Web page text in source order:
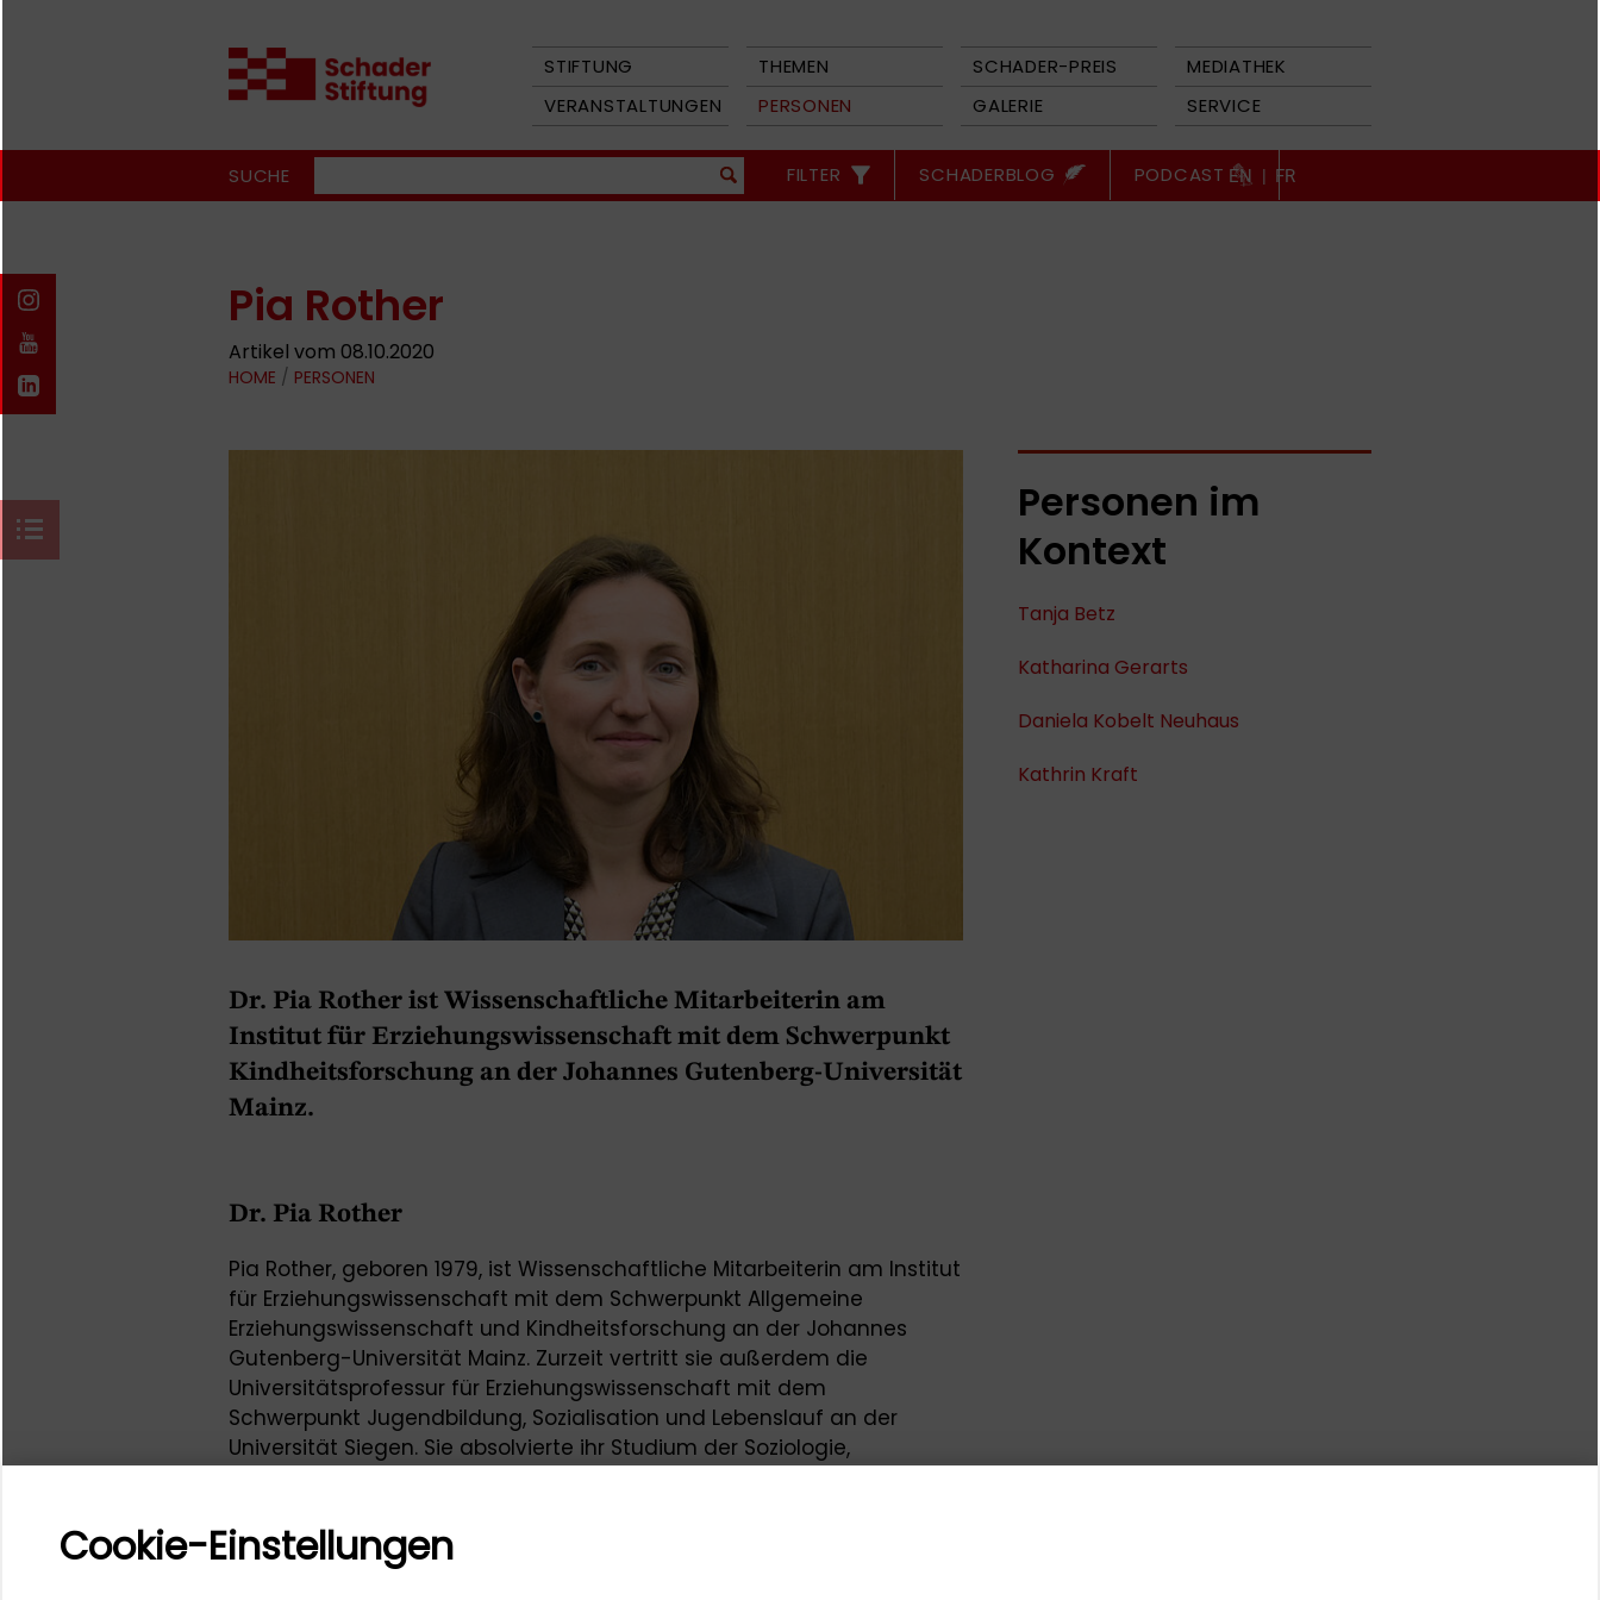
STIFTUNG THEMEN SCHADER-PREIS
MEDIATHEK
VERANSTALTUNGEN
PERSONEN GALERIE SERVICE
SUCHE FILTER SCHADERBLOG PODCAST EN | FR
Pia Rother
Artikel vom 08.10.2020
HOME / PERSONEN
Dr. Pia Rother ist Wissenschaftliche Mitarbeiterin am
Institut für Erziehungswissenschaft mit dem Schwerpunkt
Kindheitsforschung an der Johannes Gutenberg-Universität
Mainz.
Dr. Pia Rother
Pia Rother, geboren 1979, ist Wissenschaftliche Mitarbeiterin am Institut
für Erziehungswissenschaft mit dem Schwerpunkt Allgemeine
Erziehungswissenschaft und Kindheitsforschung an der Johannes
Gutenberg-Universität Mainz. Zurzeit vertritt sie außerdem die
Universitätsprofessur für Erziehungswissenschaft mit dem
Schwerpunkt Jugendbildung, Sozialisation und Lebenslauf an der
Universität Siegen. Sie absolvierte ihr Studium der Soziologie,
Von 2010 bis 2019 war sie Wissenschaftliche Mitarbeiterin am Siegener
Zentrum für sozialwissenschaftliche Erziehungs- und
Personen im
Kontext
Tanja Betz
Katharina Gerarts
Daniela Kobelt Neuhaus
Kathrin Kraft
Cookie-Einstellungen